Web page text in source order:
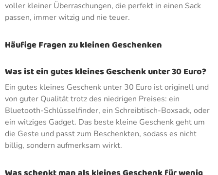
voller kleiner Überraschungen, die perfekt in einen Sack
passen, immer witzig und nie teuer.
Häufige Fragen zu kleinen Geschenken
Was ist ein gutes kleines Geschenk unter 30 Euro?
Ein gutes kleines Geschenk unter 30 Euro ist originell und
von guter Qualität trotz des niedrigen Preises: ein
Bluetooth-Schlüsselfinder, ein Schreibtisch-Boxsack, oder
ein witziges Gadget. Das beste kleine Geschenk geht um
die Geste und passt zum Beschenkten, sodass es nicht
billig, sondern aufmerksam wirkt.